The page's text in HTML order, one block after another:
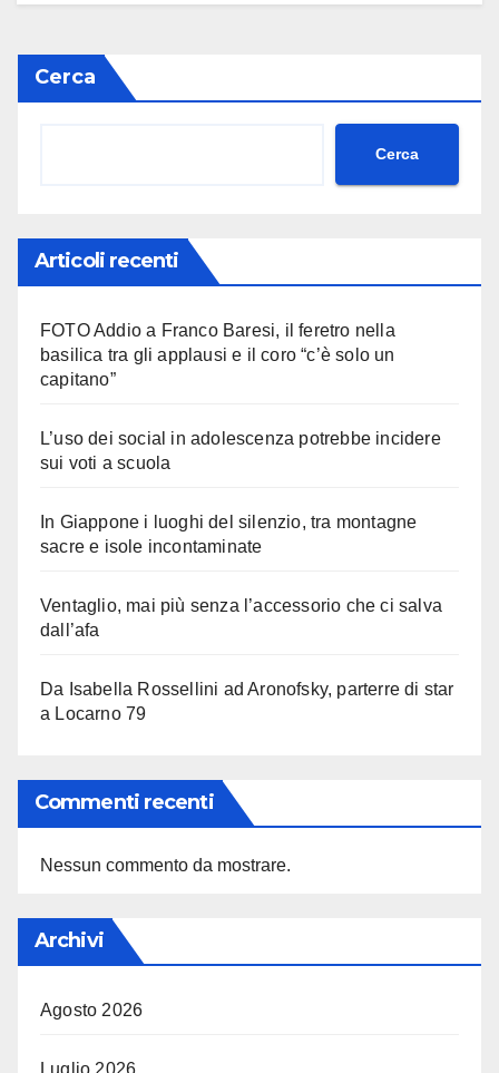
Cerca
Cerca
Articoli recenti
FOTO Addio a Franco Baresi, il feretro nella
basilica tra gli applausi e il coro “c’è solo un
capitano”
L’uso dei social in adolescenza potrebbe incidere
sui voti a scuola
In Giappone i luoghi del silenzio, tra montagne
sacre e isole incontaminate
Ventaglio, mai più senza l’accessorio che ci salva
dall’afa
Da Isabella Rossellini ad Aronofsky, parterre di star
a Locarno 79
Commenti recenti
Nessun commento da mostrare.
Archivi
Agosto 2026
Luglio 2026